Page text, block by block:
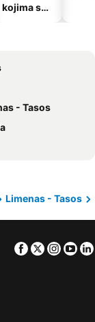
kojima su
- Tasos
Limenas - Tasos
Facebook
Twitter